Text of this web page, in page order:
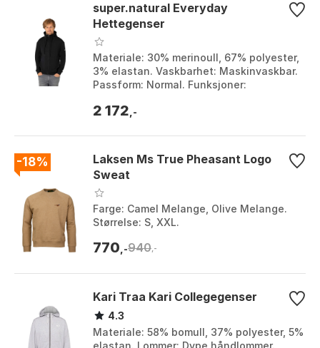
super.natural Everyday
Hettegenser
Materiale: 30% merinoull, 67% polyester,
3% elastan. Vaskbarhet: Maskinvaskbar.
Passform: Normal. Funksjoner:
Farge: Bluebe...
2 172 ,-
-18%
Laksen Ms True Pheasant Logo
Sweat
Farge: Camel Melange, Olive Melange.
Størrelse: S, XXL.
770 ,-940,-
Kari Traa Kari Collegegenser
4.3
Materiale: 58% bomull, 37% polyester, 5%
elastan. Lommer: Dype håndlommer.